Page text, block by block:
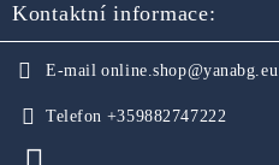
Kontaktní informace:
E-mail online.shop@yanabg.eu
Telefon +359882747222